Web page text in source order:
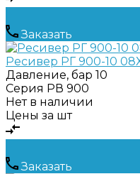
Заказать
Ресивер РГ 900-10
Давление, бар 10
Серия РВ 900
Нет в наличии
Цены за шт
Заказать